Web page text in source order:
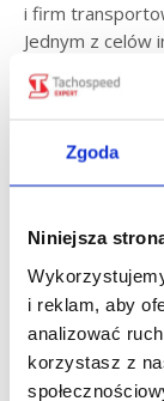
Zgoda
Niniejsza
i reklam, aby
analizować
korzystasz z
i firm
Jednym z celów
ruchu
zobowiązana
Czytaj dalej